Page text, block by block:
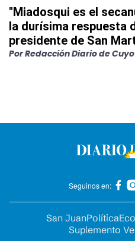
"Miadosqui es el
la durísima respuesta
presidente de San
PorRedacción Diario de Cuyo
Seguinos en:
San JuanPolítica
Suplemento